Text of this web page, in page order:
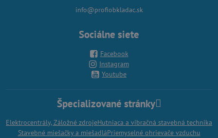
info@profiobkladac.sk
Sociálne siete
Facebook
Instagram
Youtube
Špecializované stránky
Elektrocentrály, Záložné zdrojeHutniaca a vibračná stavebná technika
Stavebné miešačky a miešadláPriemyselné ohrievače vzduchu